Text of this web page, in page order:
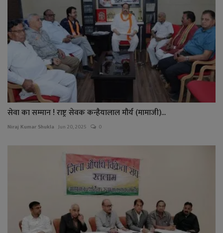
सेवा का सम्मान ! राष्ट्र सेवक कन्हैयालाल मौर्य (मामाजी)...
Niraj Kumar Shukla Jun 20, 2025 0